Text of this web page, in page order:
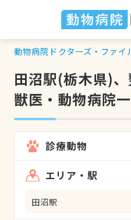
動物病院ドクターズ・ファイ
田沼駅(栃木県)
獣医・動物病院
診療動物
エリア・駅
田沼駅